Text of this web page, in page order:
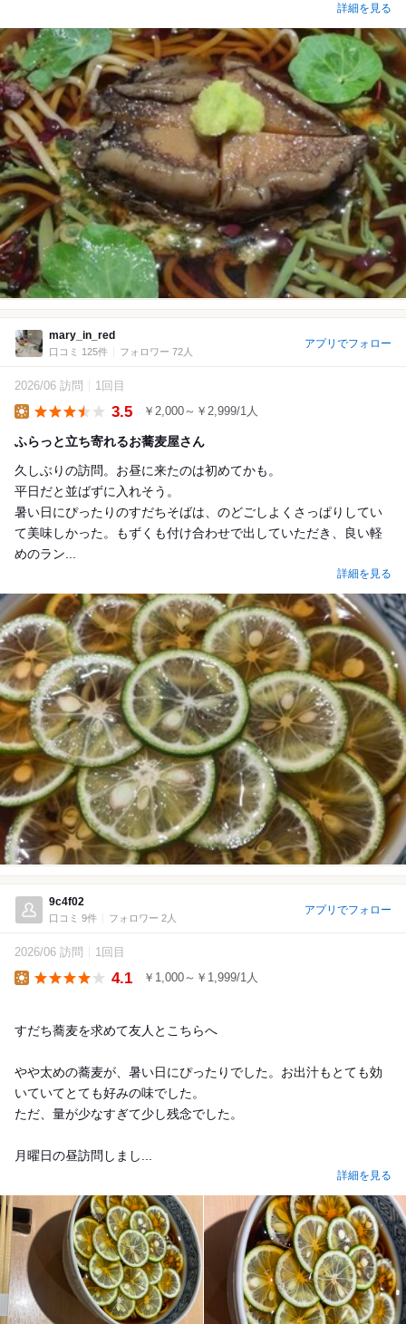
詳細を見る
mary_in_red
口コミ 125件 フォロワー 72人
アプリでフォロー
2026/06 訪問 1回目
3.5 ￥2,000～￥2,999/1人
ふらっと立ち寄れるお蕎麦屋さん
久しぶりの訪問。お昼に来たのは初めてかも。
平日だと並ばずに入れそう。
暑い日にぴったりのすだちそばは、のどごしよくさっぱりしてい
て美味しかった。もずくも付け合わせで出していただき、良い軽
めのラン...
詳細を見る
9c4f02
口コミ 9件 フォロワー 2人
アプリでフォロー
2026/06 訪問 1回目
4.1 ￥1,000～￥1,999/1人
すだち蕎麦を求めて友人とこちらへ
やや太めの蕎麦が、暑い日にぴったりでした。お出汁もとても効
いていてとても好みの味でした。
ただ、量が少なすぎて少し残念でした。
月曜日の昼訪問しまし...
詳細を見る